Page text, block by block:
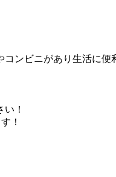
ンビニがあり生活に便
！
！